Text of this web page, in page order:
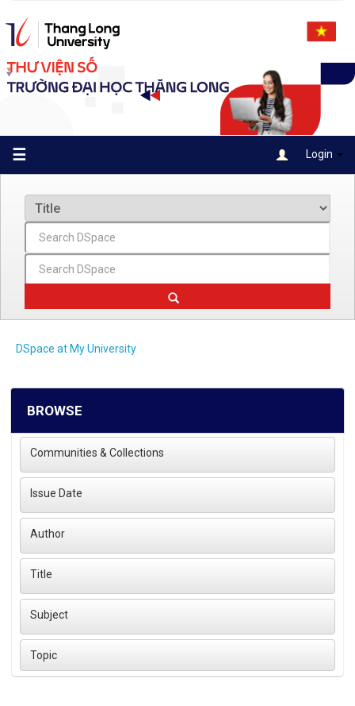
navigation
☰ Login
DSpace at My University
BROWSE
Communities & Collections
Issue Date
Author
Title
Subject
Topic